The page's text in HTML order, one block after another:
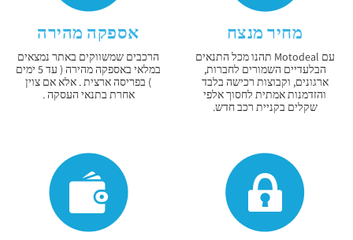
מחיר מנצח
עם Motodeal תהנו מכל התנאים
הבלעדיים השמורים לחברות,
ארגונים, וקבוצות רכישה בלבד
והזדמנות אמתית לחסוך אלפי
שקלים בקניית רכב חדש.
אספקה מהירה
הרכבים שמשווקים באתר נמצאים
במלאי באספקה מהירה ( עד 5 ימים
) בפריסה ארצית . אלא אם צוין
אחרת בתנאי העסקה .